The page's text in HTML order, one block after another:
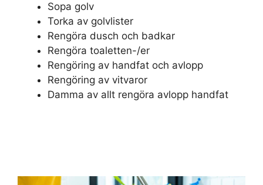
Sopa golv
Torka av golvlister
Rengöra dusch och badkar
Rengöra toaletten-/er
Rengöring av handfat och avlopp
Rengöring av vitvaror
Damma av allt rengöra avlopp handfat